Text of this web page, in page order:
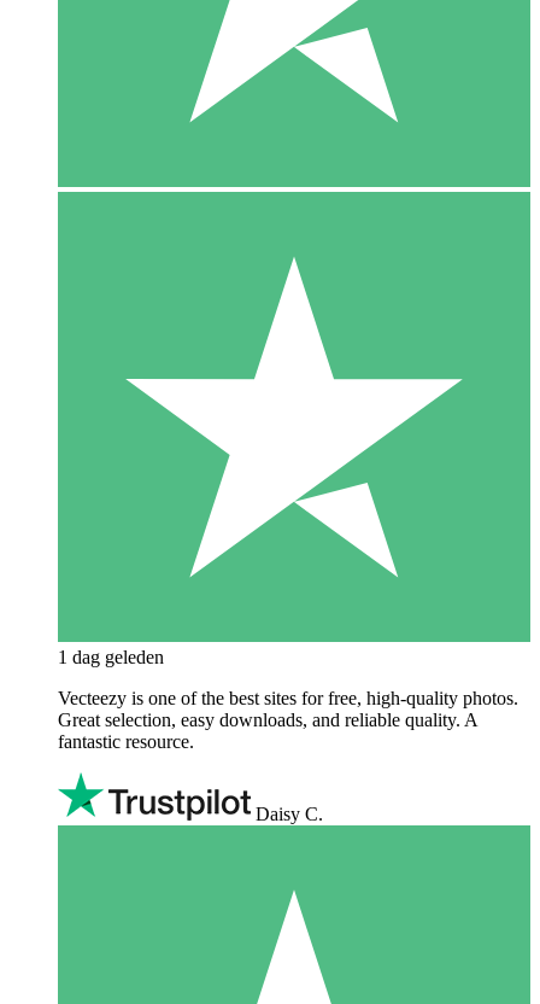
1 dag geleden
Vecteezy is one of the best sites for free, high‑quality photos.
Great selection, easy downloads, and reliable quality. A
fantastic resource.
Daisy C.